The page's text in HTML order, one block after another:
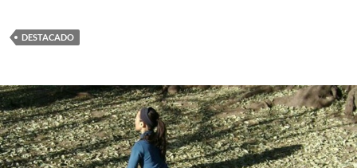
DESTACADO